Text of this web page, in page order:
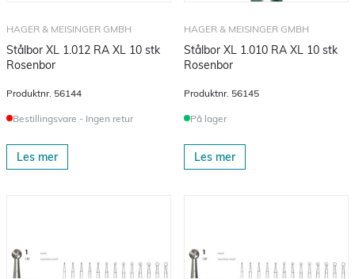
HAGER & MEISINGER GMBH
Stålbor XL 1.012 RA XL 10 stk
Rosenbor
Produktnr. 56144
Bestillingsvare - Ingen retur
Les mer
HAGER & MEISINGER GMBH
Stålbor XL 1.010 RA XL 10 stk
Rosenbor
Produktnr. 56145
På lager
Les mer